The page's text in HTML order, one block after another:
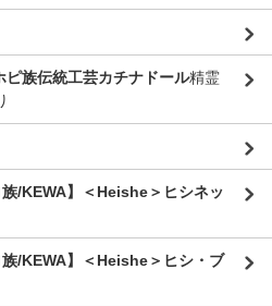
族伝統工芸カチナドール精霊
/KEWA】＜Heishe＞ヒシネッ
/KEWA】＜Heishe＞ヒシ・ブ